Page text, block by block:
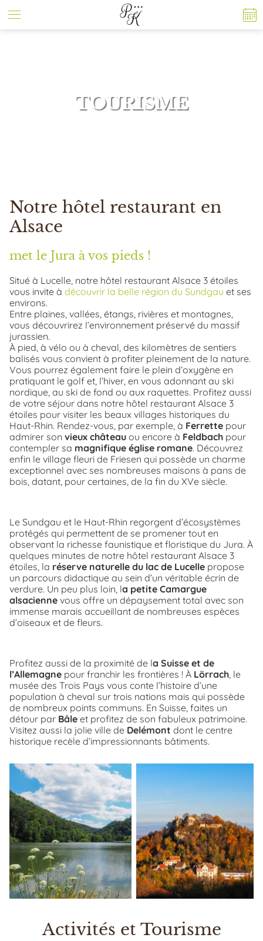
TOURISME
Notre hôtel restaurant en
Alsace
met le Jura à vos pieds !
Situé à Lucelle, notre hôtel restaurant Alsace 3 étoiles
vous invite à découvrir la belle région du Sundgau et ses
environs.
Entre plaines, vallées, étangs, rivières et montagnes,
vous découvrirez l’environnement préservé du massif
jurassien.
À pied, à vélo ou à cheval, des kilomètres de sentiers
balisés vous convient à profiter pleinement de la nature.
Vous pourrez également faire le plein d’oxygène en
pratiquant le golf et, l’hiver, en vous adonnant au ski
nordique, au ski de fond ou aux raquettes. Profitez aussi
de votre séjour dans notre hôtel restaurant Alsace 3
étoiles pour visiter les beaux villages historiques du
Haut-Rhin. Rendez-vous, par exemple, à Ferrette pour
admirer son vieux château ou encore à Feldbach pour
contempler sa magnifique église romane. Découvrez
enfin le village fleuri de Friesen qui possède un charme
exceptionnel avec ses nombreuses maisons à pans de
bois, datant, pour certaines, de la fin du XVe siècle.
Le Sundgau et le Haut-Rhin regorgent d’écosystèmes
protégés qui permettent de se promener tout en
observant la richesse faunistique et floristique du Jura. À
quelques minutes de notre hôtel restaurant Alsace 3
étoiles, la réserve naturelle du lac de Lucelle propose
un parcours didactique au sein d’un véritable écrin de
verdure. Un peu plus loin, la petite Camargue
alsacienne vous offre un dépaysement total avec son
immense marais accueillant de nombreuses espèces
d’oiseaux et de fleurs.
Profitez aussi de la proximité de la Suisse et de
l’Allemagne pour franchir les frontières ! À Lörrach, le
musée des Trois Pays vous conte l’histoire d’une
population à cheval sur trois nations mais qui possède
de nombreux points communs. En Suisse, faites un
détour par Bâle et profitez de son fabuleux patrimoine.
Visitez aussi la jolie ville de Delémont dont le centre
historique recèle d’impressionnants bâtiments.
Activités et Tourisme
Panneau de gestion des cookies